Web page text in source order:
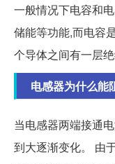
一般情况下电容和
储能等功能,而电容
个导体之间有一层
电感器为什么能
当电感器两端接通
到大逐渐变化。 由